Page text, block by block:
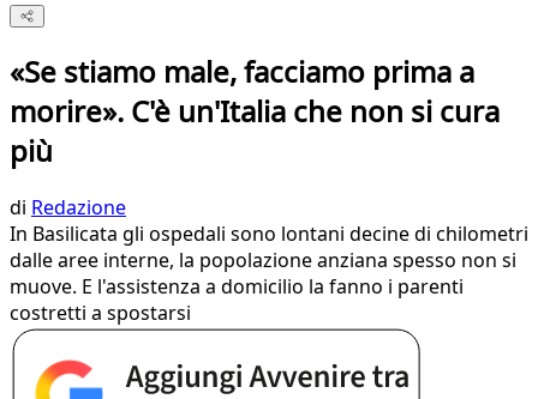
«Se stiamo male, facciamo prima a
morire». C'è un'Italia che non si cura
più
di Redazione
In Basilicata gli ospedali sono lontani decine di chilometri
dalle aree interne, la popolazione anziana spesso non si
muove. E l'assistenza a domicilio la fanno i parenti
costretti a spostarsi